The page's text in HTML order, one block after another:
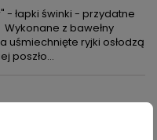
łapki świnki - przydatne
z bawełny
ryjki osłodzą
poszło...